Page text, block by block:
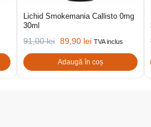
Lichid Smokemania Callisto 0mg
30ml
91,00lei 89,90 lei TVA inclus
Adaugă în coș